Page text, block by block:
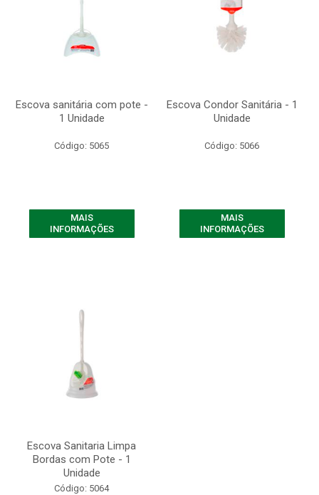
Escova sanitária com pote -
1 Unidade
Código: 5065
MAIS
INFORMAÇÕES
Escova Condor Sanitária - 1
Unidade
Código: 5066
MAIS
INFORMAÇÕES
Escova Sanitaria Limpa
Bordas com Pote - 1
Unidade
Código: 5064